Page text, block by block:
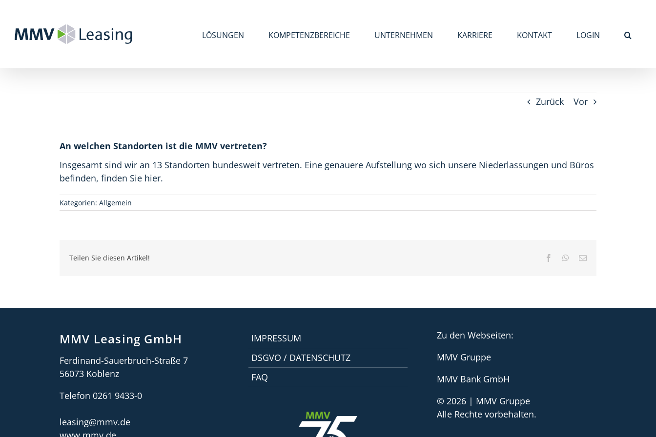
springen
LÖSUNGEN KOMPETENZBEREICHE UNTERNEHMEN KARRIERE KONTAKT LOGIN
Zurück Vor
An welchen Standorten ist die MMV vertreten?
Insgesamt sind wir an 13 Standorten bundesweit vertreten. Eine genauere Aufstellung wo sich unsere Niederlassungen und Büros
befinden, finden Sie hier.
Kategorien: Allgemein
Teilen Sie diesen Artikel! FacebookWhatsApp
E-
MMV Leasing GmbH
Ferdinand-Sauerbruch-Straße 7
56073 Koblenz
Telefon 0261 9433-0
leasing@mmv.de
IMPRESSUM
DSGVO / DATENSCHUTZ
FAQ
Zu den Webseiten:
MMV Gruppe
MMV Bank GmbH
© 2026 | MMV Gruppe
Alle Rechte vorbehalten.